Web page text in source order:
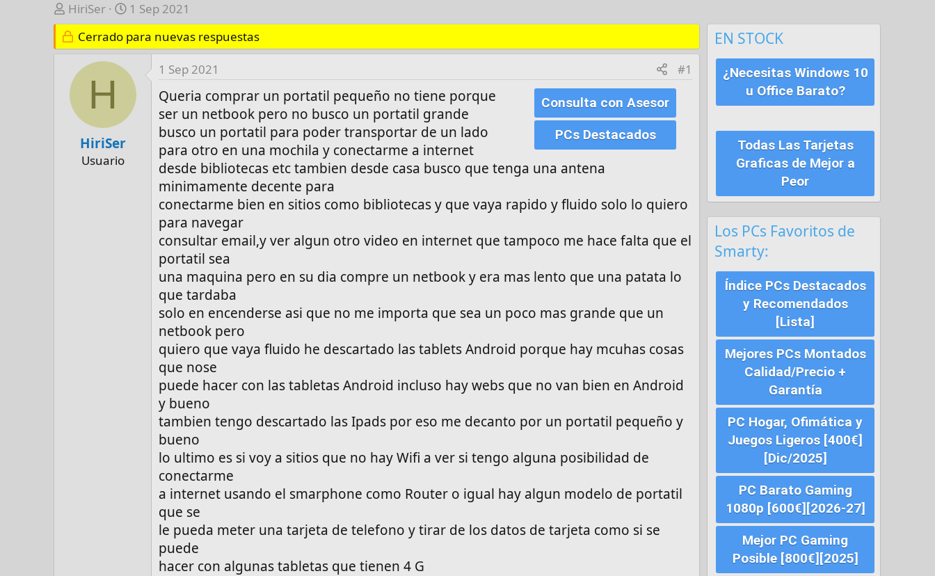
A
u
t
HiriSer
F
e
c
a
d
e
i
1 Sep 2021
Cerrado para nuevas respuestas
H
HiriSer
Usuario
1 Sep 2021 #1
Consulta con Asesor
PCs Destacados
Queria comprar un portatil pequeño no tiene porque
ser un netbook pero no busco un portatil grande
busco un portatil para poder transportar de un lado
para otro en una mochila y conectarme a internet
desde bibliotecas etc tambien desde casa busco que tenga una antena
minimamente decente para
conectarme bien en sitios como bibliotecas y que vaya rapido y fluido solo lo quiero
para navegar
consultar email,y ver algun otro video en internet que tampoco me hace falta que el
portatil sea
una maquina pero en su dia compre un netbook y era mas lento que una patata lo
que tardaba
solo en encenderse asi que no me importa que sea un poco mas grande que un
netbook pero
quiero que vaya fluido he descartado las tablets Android porque hay mcuhas cosas
que nose
puede hacer con las tabletas Android incluso hay webs que no van bien en Android
y bueno
tambien tengo descartado las Ipads por eso me decanto por un portatil pequeño y
bueno
lo ultimo es si voy a sitios que no hay Wifi a ver si tengo alguna posibilidad de
conectarme
a internet usando el smarphone como Router o igual hay algun modelo de portatil
que se
le pueda meter una tarjeta de telefono y tirar de los datos de tarjeta como si se
puede
hacer con algunas tabletas que tienen 4 G
EN STOCK
¿Necesitas Windows 10
u Office Barato?
Todas Las Tarjetas
Graficas de Mejor a
Peor
Los PCs Favoritos de
Smarty:
Índice PCs Destacados
y Recomendados
[Lista]
Mejores PCs Montados
Calidad/Precio +
Garantía
PC Hogar, Ofimática y
Juegos Ligeros [400€]
[Dic/2025]
PC Barato Gaming
1080p [600€][2026-27]
Mejor PC Gaming
Posible [800€][2025]